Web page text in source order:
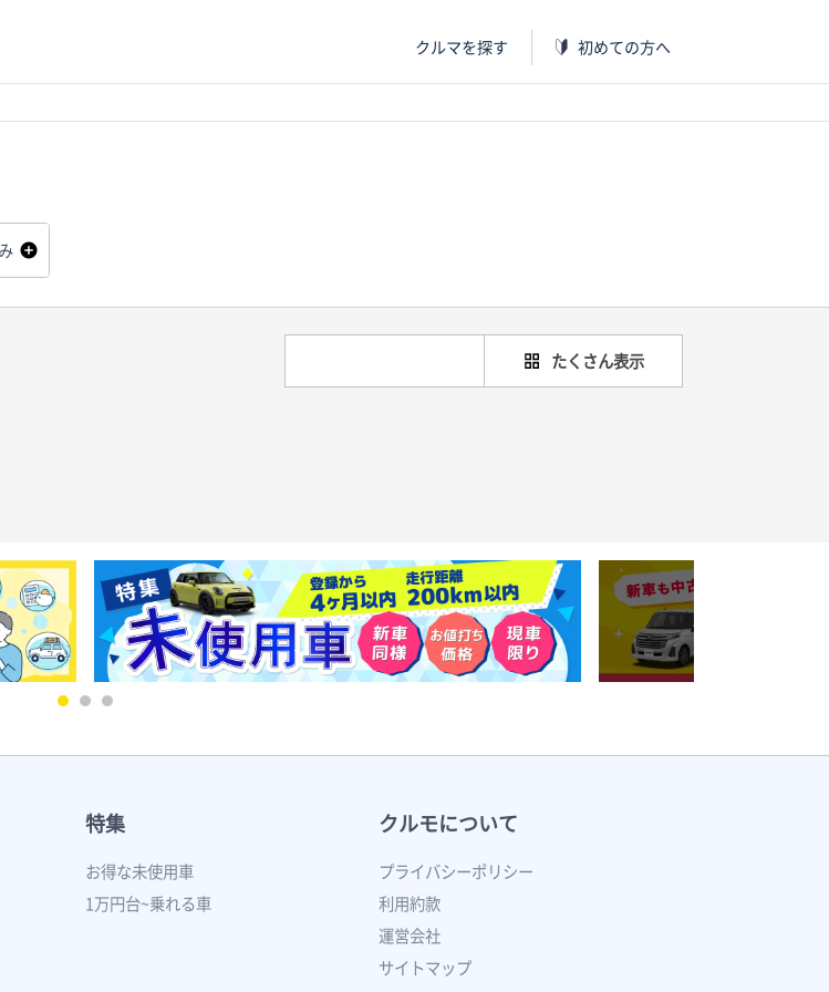
クルマを探す 初めての方へ
たくさん表示
特集
お得な未使用車
1万円台~乗れる車
クルモについて
プライバシーポリシー
利用約款
運営会社
サイトマップ